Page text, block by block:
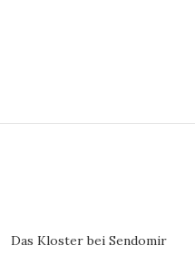
Das Kloster bei Sendomir